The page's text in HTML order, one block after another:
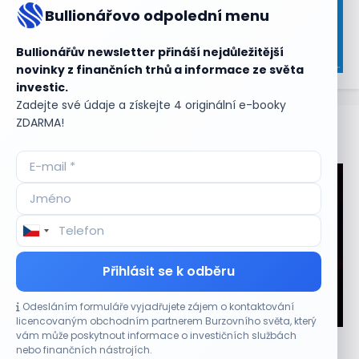
Bullionářovo odpolední menu
Bullionářův newsletter přináší nejdůležitější
novinky z finančních trhů a informace ze světa
investic.
Zadejte své údaje a získejte 4 originální e-booky
ZDARMA!
Přihlásit se k odběru
Odesláním formuláře vyjadřujete zájem o kontaktování
licencovaným obchodním partnerem Burzovního světa, který
vám může poskytnout informace o investičních službách
nebo finančních nástrojích.
Aktuální
CO HÝBE TRHEM
Plány Starlinku srazily akcie T-Mobile, AT&T a